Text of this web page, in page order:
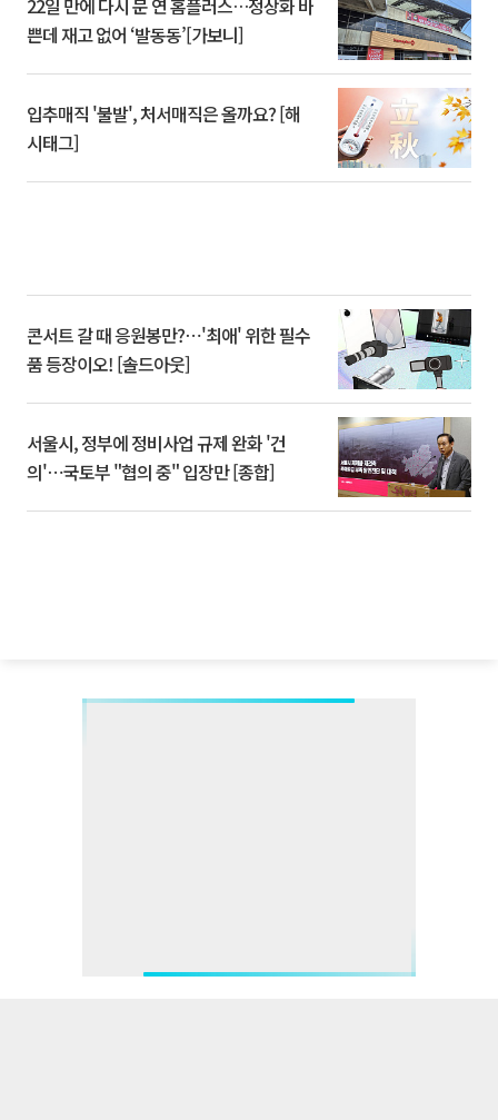
22일 만에 다시 문 연 홈플러스…정상화 바
쁜데 재고 없어 ‘발동동’[가보니]
입추매직 '불발', 처서매직은 올까요? [해
시태그]
콘서트 갈 때 응원봉만?⋯'최애' 위한 필수
품 등장이오! [솔드아웃]
서울시, 정부에 정비사업 규제 완화 '건
의'⋯국토부 "협의 중" 입장만 [종합]